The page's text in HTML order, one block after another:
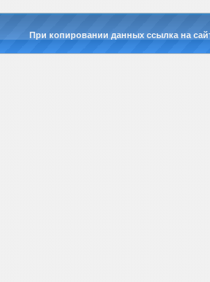
При копировании данных ссылка на